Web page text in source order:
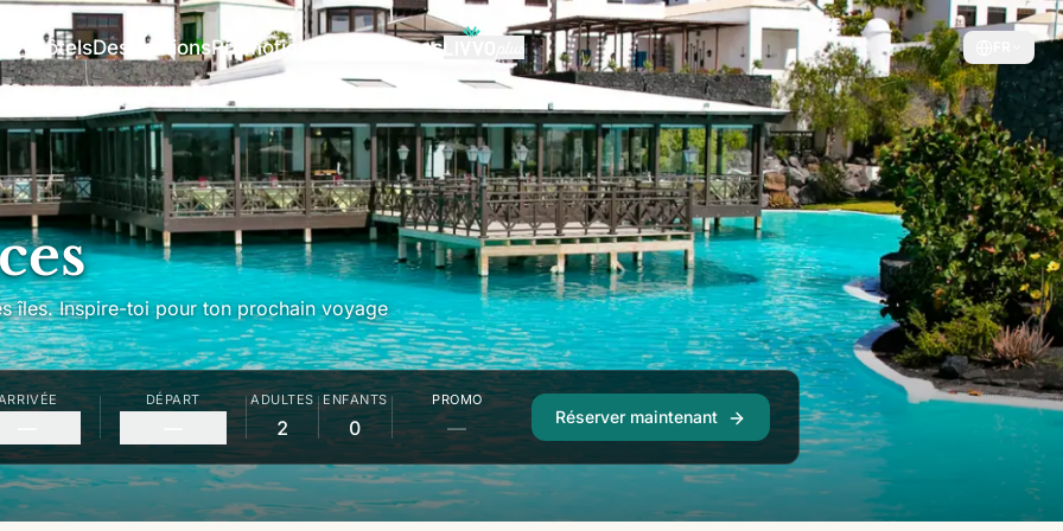
HôtelsDestinationsPromotions Expériences
îles. Inspire-toi pour ton prochain voyage
DÉPART ADULTES
2
ENFANTS
0
PROMO
Réserver maintenant